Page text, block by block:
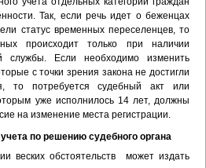
Так, если речь идет о беженцах
статус временных переселенцев, то
происходит только при наличии
службы. Если необходимо изменить
с точки зрения закона не достигли
то потребуется судебный акт или
уже исполнилось 14 лет, должны
на изменение места регистрации.
по решению судебного органа
веских обстоятельств может издать